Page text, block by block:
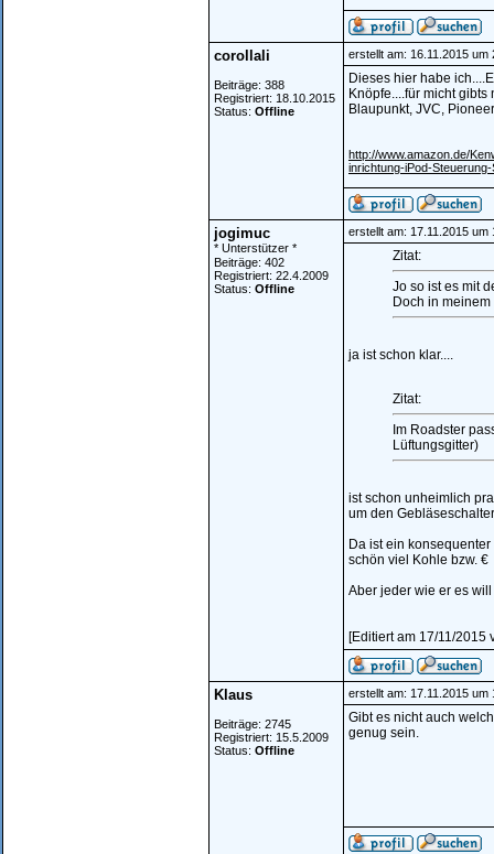
corollali
Beiträge: 388
Registriert: 18.10.2015
Status: Offline
erstellt am: 16.11.2015 um
Dieses hier habe
Knöpfe....für micht
Blaupunkt, JVC,
http://www.amazon.de/
inrichtung-iPod-
jogimuc
* Unterstützer *
Beiträge: 402
Registriert: 22.4.2009
Status: Offline
erstellt am: 17.11.2015 um
Zitat:
Jo so ist es mit
Doch in
ja ist schon klar....
Zitat:
Im Roadster
Lüftungsgitter)
ist schon unheimlich
um den
Da ist ein
schön viel Kohle bzw. €
Aber jeder wie er es
[Editiert am 17/11/2015
Klaus
Beiträge: 2745
Registriert: 15.5.2009
Status: Offline
erstellt am: 17.11.2015 um
Gibt es nicht auch
genug sein.